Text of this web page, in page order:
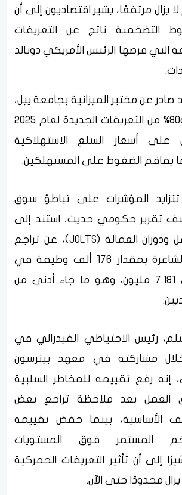
يزال مرتفعًا، يشير اقتصاديون إلى أن
التضخمية ناتج عن التعريفات
التي فرضها الرئيس الأمريكي دونالد
عن مختبر الميزانية بجامعة ييل،
فإن ما بين 61% و80% من التعريفات الجديدة لعام 2025
على أسعار السلع الاستهلاكية
يفاقم الضغوط على المستهلكين.
المؤشرات على تباطؤ سوق
تقرير حكومي حديث، استند إلى
مسح فرص العمل ودوران العمالة (JOLTS)، عن تراجع
عدد الوظائف الشاغرة بمقدار 176 ألف وظيفة في
يوليو ليصل إلى 7.181 مليون، وهو ما جاء أدنى من
رئيس الاحتياطي الفيدرالي في
مشاركته في معهد بيترسون
إنه رفع تقييمه للمخاطر السلبية
العمل بعد ملاحظة تراجع بعض
الأساسية، بينما خفض تقييمه
المستمر فوق المستويات
إلى أن تأثير التعريفات الجمركية
محدودًا حتى الآن.